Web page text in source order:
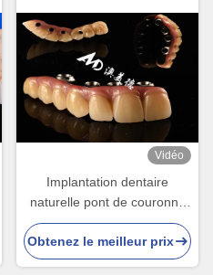
Vidéo
Implantation dentaire
naturelle pont de couronne
fixé avec un piédestal en
titane pour la chirurgie des
dents manquantes
Obtenez le meilleur prix